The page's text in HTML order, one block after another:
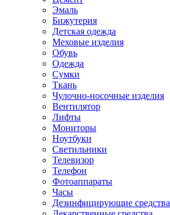
Эмаль
Бижутерия
Детская одежда
Меховые изделия
Обувь
Одежда
Сумки
Ткань
Чулочно-носочные изделия
Вентилятор
Лифты
Мониторы
Ноутбуки
Светильники
Телевизор
Телефон
Фотоаппараты
Часы
Дезинфицирующие средства